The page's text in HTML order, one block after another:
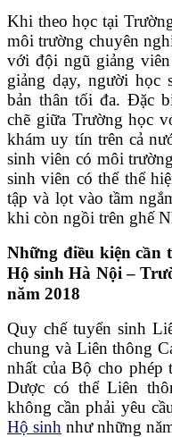
Khi theo học tại
môi trường chuyên
với đội ngũ giảng
giảng dạy, người học
bản thân tối đa. Đặc
chẽ giữa Trường học
khám uy tín trên cả
sinh viên có môi
sinh viên có thể thể
tập và lọt vào tầm
khi còn ngồi trên ghế
Những điều kiện cần
Hộ sinh Hà Nội –
năm 2018
Quy chế tuyển sinh
chung và Liên thông
nhất của Bộ cho
Dược có thể Liên
không cần phải yêu
Hộ sinh như những